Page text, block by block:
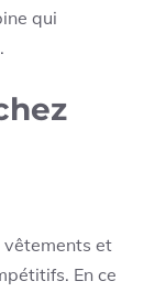
qui
vêtements et
En ce